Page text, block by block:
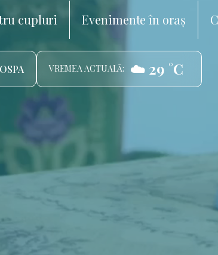
cupluri Evenimente în oraș
VREMEA ACTUALĂ: ☁️ 29 °C